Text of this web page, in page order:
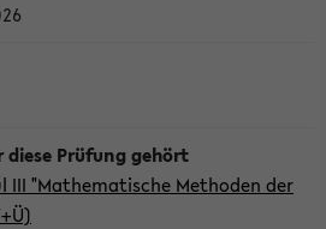
III "Mathematische Methoden der